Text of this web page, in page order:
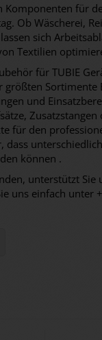
Komponenten für
Ob Wäscherei,
sich
Textilien
für TUBIE
Sortimente
und
Zusatzstangen
für den
dass
können .
unterstützt Sie
uns einfach unter